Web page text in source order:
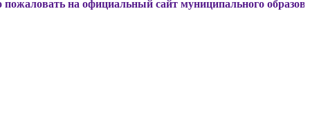
на официальный сайт муниципального образования